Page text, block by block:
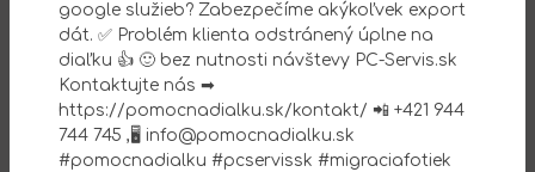
google služieb? Zabezpečíme akýkoľvek export
dát. ✅ Problém klienta odstránený úplne na
diaľku 👍 🙂 bez nutnosti návštevy PC-Servis.sk
Kontaktujte nás ➡
https://pomocnadialku.sk/kontakt/ 📲 +421 944
744 745 ,🖥 info@pomocnadialku.sk
#pomocnadialku #pcservissk #migraciafotiek